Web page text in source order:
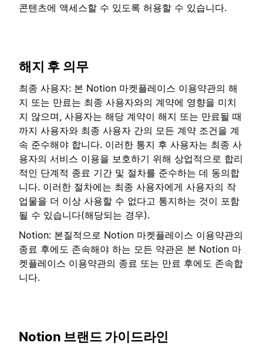
콘텐츠에 액세스할 수 있도록 허용할 수 있습니다.
해지 후 의무
최종 사용자: 본 Notion 마켓플레이스 이용약관의 해
지 또는 만료는 최종 사용자와의 계약에 영향을 미치
지 않으며, 사용자는 해당 계약이 해지 또는 만료될 때
까지 사용자와 최종 사용자 간의 모든 계약 조건을 계
속 준수해야 합니다. 이러한 통지 후 사용자는 최종 사
용자의 서비스 이용을 보호하기 위해 상업적으로 합리
적인 단계적 종료 기간 및 절차를 준수하는 데 동의합
니다. 이러한 절차에는 최종 사용자에게 사용자의 작
업물을 더 이상 사용할 수 없다고 통지하는 것이 포함
될 수 있습니다(해당되는 경우).
Notion: 본질적으로 Notion 마켓플레이스 이용약관의
종료 후에도 존속해야 하는 모든 약관은 본 Notion 마
켓플레이스 이용약관의 종료 또는 만료 후에도 존속합
니다.
Notion 브랜드 가이드라인